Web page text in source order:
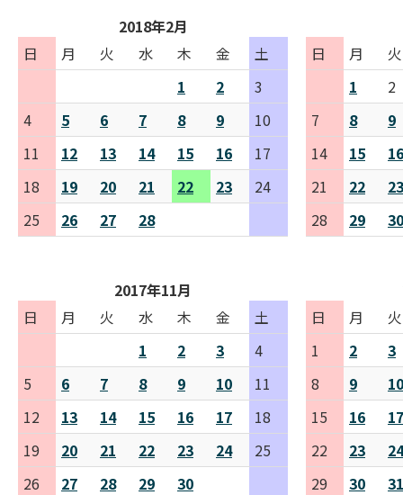
2018年2月
日
月 火 水 木 金
土
1
2
3
4
5 6 7 8 9
10
11
12 13 14 15 16
17
18
19 20 21 22 23
24
25
26 27 28
日 月
火
1
2
7
8
9
14
15
16
21
22
23
28
29 30
2017年11月
日
月 火 水 木 金
土
1
2 3
4
5
6 7 8 9 10
11
12
13 14 15 16 17
18
19
20 21 22 23 24
25
26
27 28 29 30
日
月
火
1
2
3
8
9
10
15
16
17
22
23
24
29
30
31